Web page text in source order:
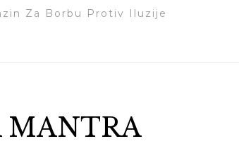
Za Borbu Protiv Iluzije
MANTRA